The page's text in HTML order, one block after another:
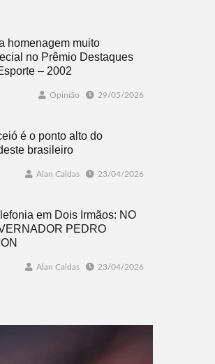
homenagem muito
no Prêmio Destaques
– 2002
Opinião 29/05/2026
é o ponto alto do
brasileiro
Alan Caldas 23/04/2026
em Dois Irmãos: NO
PEDRO
Alan Caldas 23/04/2026